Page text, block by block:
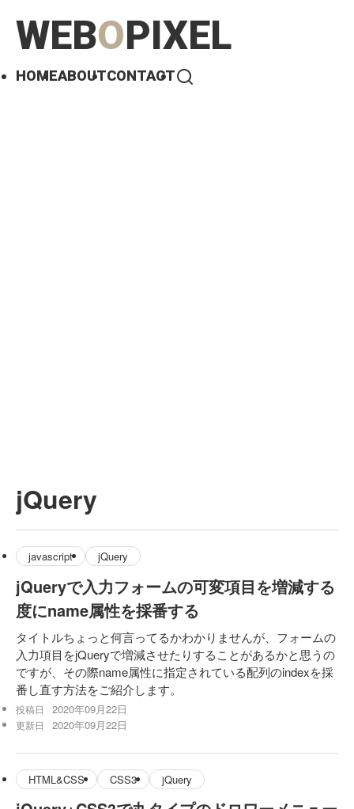
WEBOPIXEL
HOMEABOUTCONTACT
jQuery
javascript jQuery
jQueryで入力フォームの可変項目を増減する
度にname属性を採番する
タイトルちょっと何言ってるかわかりませんが、フォームの
入力項目をjQueryで増減させたりすることがあるかと思うの
ですが、その際name属性に指定されている配列のindexを採
番し直す方法をご紹介します。
投稿日 2020年09月22日
更新日 2020年09月22日
HTML&CSS CSS3 jQuery